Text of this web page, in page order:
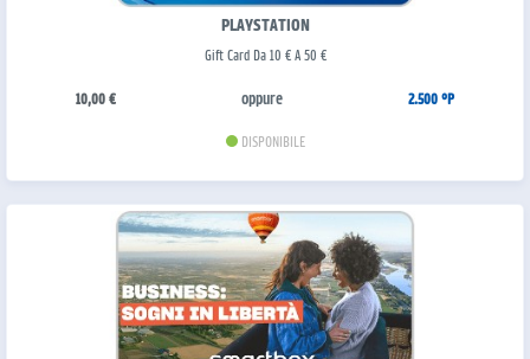
PLAYSTATION
Gift Card Da 10 € A 50 €
10,00 € oppure 2.500 °P
DISPONIBILE